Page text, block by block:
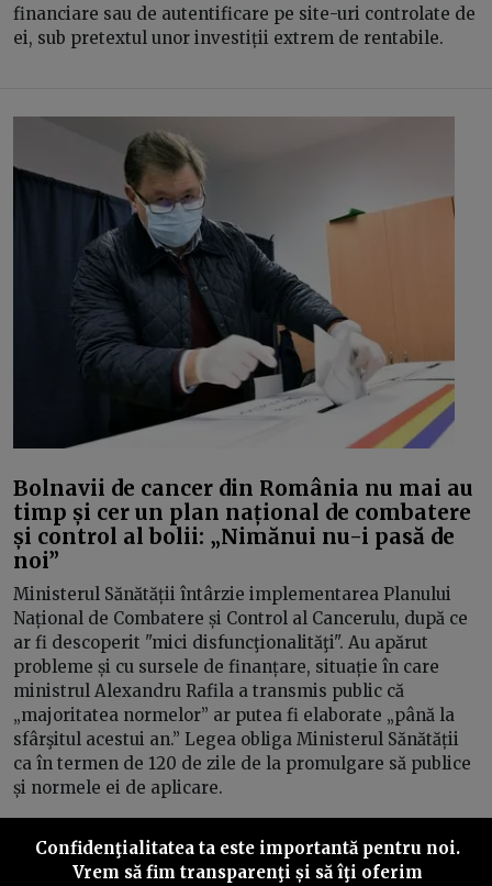
financiare sau de autentificare pe site-uri controlate de
ei, sub pretextul unor investiții extrem de rentabile.
Bolnavii de cancer din România nu mai au
timp și cer un plan național de combatere
și control al bolii: „Nimănui nu-i pasă de
noi”
Ministerul Sănătății întârzie implementarea Planului
Național de Combatere și Control al Cancerulu, după ce
ar fi descoperit "mici disfuncţionalităţi". Au apărut
probleme și cu sursele de finanțare, situație în care
ministrul Alexandru Rafila a transmis public că
„majoritatea normelor” ar putea fi elaborate „până la
sfârşitul acestui an.” Legea obliga Ministerul Sănătății
ca în termen de 120 de zile de la promulgare să publice
și normele ei de aplicare.
Confidenţialitatea ta este importantă pentru noi.
Vrem să fim transparenţi și să îţi oferim